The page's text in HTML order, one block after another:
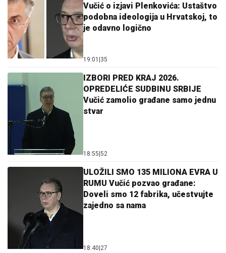
Vučić o izjavi Plenkovića: Ustaštvo
podobna ideologija u Hrvatskoj, to
je odavno logično
19:01 35
IZBORI PRED KRAJ 2026.
OPREDELIĆE SUDBINU SRBIJE
Vučić zamolio građane samo jednu
stvar
18:55 52
ULOŽILI SMO 135 MILIONA EVRA U
RUMU Vučić pozvao građane:
Doveli smo 12 fabrika, učestvujte
zajedno sa nama
18:40 27